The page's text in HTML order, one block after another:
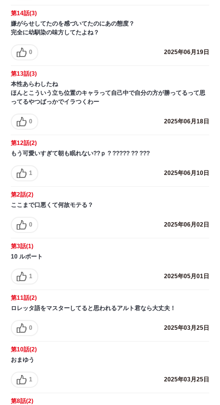
第14話(3)
嫌がらせしてたのを感づいてたのにあの態度？
完全に幼馴染の味方してたよね？
0 2025年06月19日
第13話(3)
本性あらわしたね
ほんとこういう立ち位置のキャラって自己中で自分の方が勝ってるって思
ってるやつばっかでイラつくわー
0 2025年06月18日
第12話(2)
もう可愛いすぎて朝も眠れない??ｐ ? ????? ?? ???
1 2025年06月10日
第2話(2)
ここまで口悪くて何故モテる？
0 2025年06月02日
第3話(1)
10 ルポート
1 2025年05月01日
第11話(2)
ロレッタ語をマスターしてると思われるアルト君なら大丈夫！
0 2025年03月25日
第10話(2)
おまゆう
1 2025年03月25日
第8話(2)